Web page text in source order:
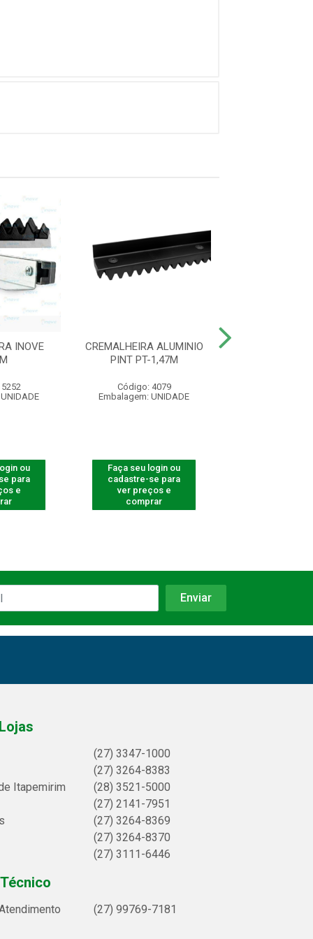
INOVE
ou
para
e
CREMALHEIRA ALUMINIO
PINT PT-1,47M
Código: 4079
Embalagem: UNIDADE
Faça seu login ou
cadastre-se para
ver preços e
comprar
(27) 3347-1000
(27) 3264-8383
Itapemirim
(28) 3521-5000
(27) 2141-7951
(27) 3264-8369
(27) 3264-8370
(27) 3111-6446
(27) 99769-7181